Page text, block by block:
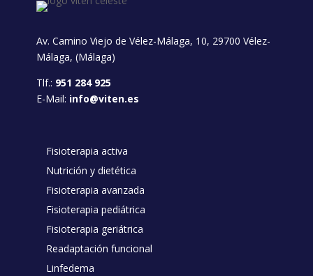
Av. Camino Viejo de Vélez-Málaga, 10, 29700 Vélez-
Málaga, (Málaga)
Tlf.: 951 284 925
E-Mail: info@viten.es
Fisioterapia activa
Nutrición y dietética
Fisioterapia avanzada
Fisioterapia pediátrica
Fisioterapia geriátrica
Readaptación funcional
Linfedema